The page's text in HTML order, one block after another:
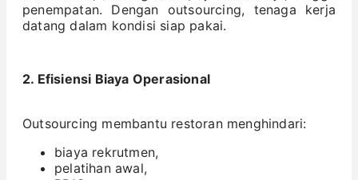
penempatan. Dengan outsourcing, tenaga kerja
datang dalam kondisi siap pakai.
2. Efisiensi Biaya Operasional
Outsourcing membantu restoran menghindari:
biaya rekrutmen,
pelatihan awal,